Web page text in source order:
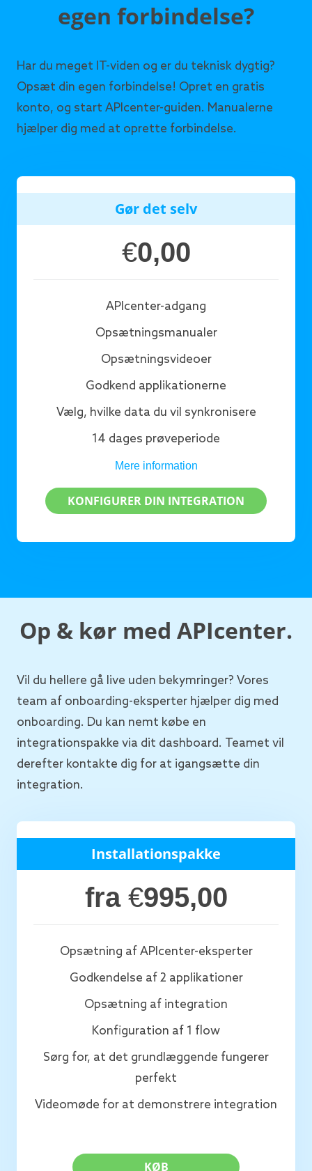
egen forbindelse?
Har du meget IT-viden og er du teknisk dygtig?
Opsæt din egen forbindelse! Opret en gratis
konto, og start APIcenter-guiden. Manualerne
hjælper dig med at oprette forbindelse.
Gør det selv
€0,00
APIcenter-adgang
Opsætningsmanualer
Opsætningsvideoer
Godkend applikationerne
Vælg, hvilke data du vil synkronisere
14 dages prøveperiode
Mere information
KONFIGURER DIN INTEGRATION
Op & kør med APIcenter.
Vil du hellere gå live uden bekymringer? Vores
team af onboarding-eksperter hjælper dig med
onboarding. Du kan nemt købe en
integrationspakke via dit dashboard. Teamet vil
derefter kontakte dig for at igangsætte din
integration.
Installationspakke
fra €995,00
Opsætning af APIcenter-eksperter
Godkendelse af 2 applikationer
Opsætning af integration
Konfiguration af 1 flow
Sørg for, at det grundlæggende fungerer
perfekt
Videomøde for at demonstrere integration
KØB